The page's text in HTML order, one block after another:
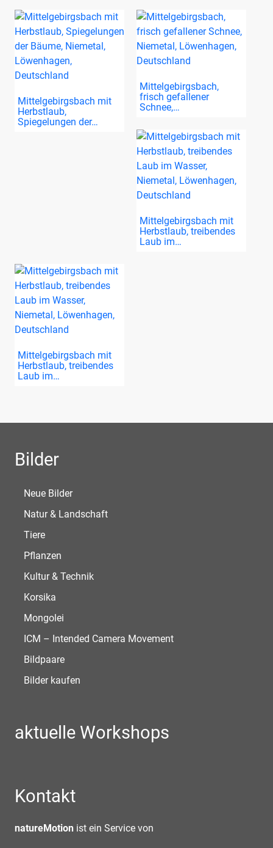
Mittelgebirgsbach mit
Herbstlaub,
Spiegelungen der…
Mittelgebirgsbach,
frisch gefallener
Schnee,…
Mittelgebirgsbach mit
Herbstlaub, treibendes
Laub im…
Mittelgebirgsbach mit
Herbstlaub, treibendes
Laub im…
Bilder
Neue Bilder
Natur & Landschaft
Tiere
Pflanzen
Kultur & Technik
Korsika
Mongolei
ICM – Intended Camera Movement
Bildpaare
Bilder kaufen
aktuelle Workshops
Kontakt
natureMotion ist ein Service von